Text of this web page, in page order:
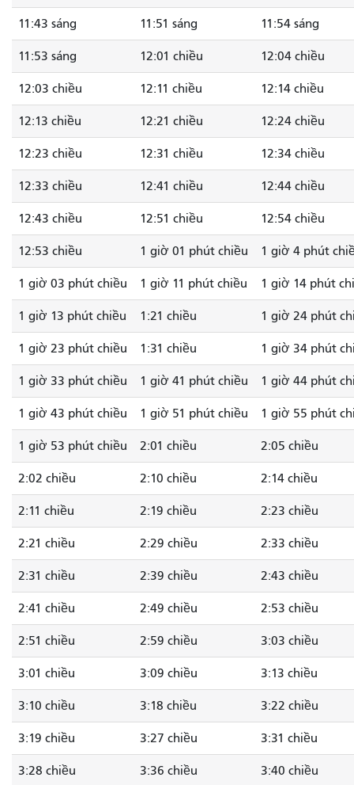
11:43 sáng 11:51 sáng 11:54 sáng
11:53 sáng 12:01 chiều 12:04 chiều
12:03 chiều 12:11 chiều 12:14 chiều
12:13 chiều 12:21 chiều 12:24 chiều
12:23 chiều 12:31 chiều 12:34 chiều
12:33 chiều 12:41 chiều 12:44 chiều
12:43 chiều 12:51 chiều 12:54 chiều
12:53 chiều 1 giờ 01 phút chiều 1 giờ 4 phút
1 giờ 03 phút chiều 1 giờ 11 phút chiều 1 giờ 14 phút
1 giờ 13 phút chiều 1:21 chiều 1 giờ 24 phút
1 giờ 23 phút chiều 1:31 chiều 1 giờ 34 phút
1 giờ 33 phút chiều 1 giờ 41 phút chiều 1 giờ 44 phút
1 giờ 43 phút chiều 1 giờ 51 phút chiều 1 giờ 55 phút
1 giờ 53 phút chiều 2:01 chiều 2:05 chiều
2:02 chiều 2:10 chiều 2:14 chiều
2:11 chiều 2:19 chiều 2:23 chiều
2:21 chiều 2:29 chiều 2:33 chiều
2:31 chiều 2:39 chiều 2:43 chiều
2:41 chiều 2:49 chiều 2:53 chiều
2:51 chiều 2:59 chiều 3:03 chiều
3:01 chiều 3:09 chiều 3:13 chiều
3:10 chiều 3:18 chiều 3:22 chiều
3:19 chiều 3:27 chiều 3:31 chiều
3:28 chiều 3:36 chiều 3:40 chiều